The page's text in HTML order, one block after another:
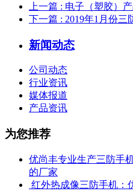
上一篇 : 电子（塑胶）
下一篇 : 2019年1月份三
新闻动态
公司动态
行业资讯
媒体报道
产品资讯
为您推荐
优尚丰专业生产三防手
的厂家
红外热成像三防手机：